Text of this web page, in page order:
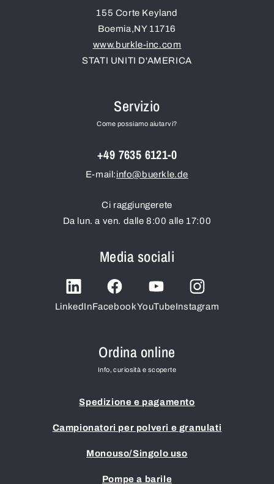
155 Corte Keyland
Boemia,NY 11716
www.burkle-inc.com
STATI UNITI D'AMERICA
Servizio
Come possiamo aiutarvi?
+49 7635 6121-0
E-mail:info@buerkle.de
Ci raggiungerete
Da lun. a ven. dalle 8:00 alle 17:00
Media sociali
LinkedInFacebookYouTubeInstagram
Ordina online
Info, curiosità e scoperte
Spedizione e pagamento
Campionatori per polveri e granulati
Monouso/Singolo uso
Pompe a barile